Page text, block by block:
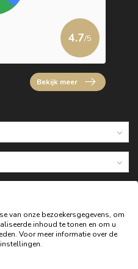
4.7/5
Bekijk meer
van onze bezoekersgegevens, om
inhoud te tonen en om u
Voor meer informatie over de